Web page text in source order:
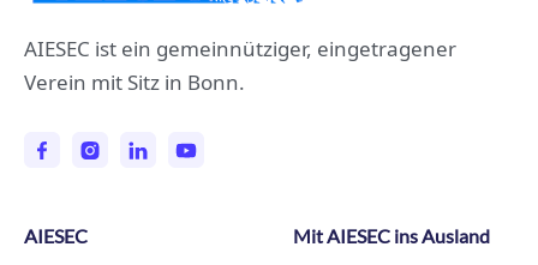
AIESEC ist ein gemeinnütziger, eingetragener
Verein mit Sitz in Bonn.
AIESEC
Mit AIESEC ins Ausland